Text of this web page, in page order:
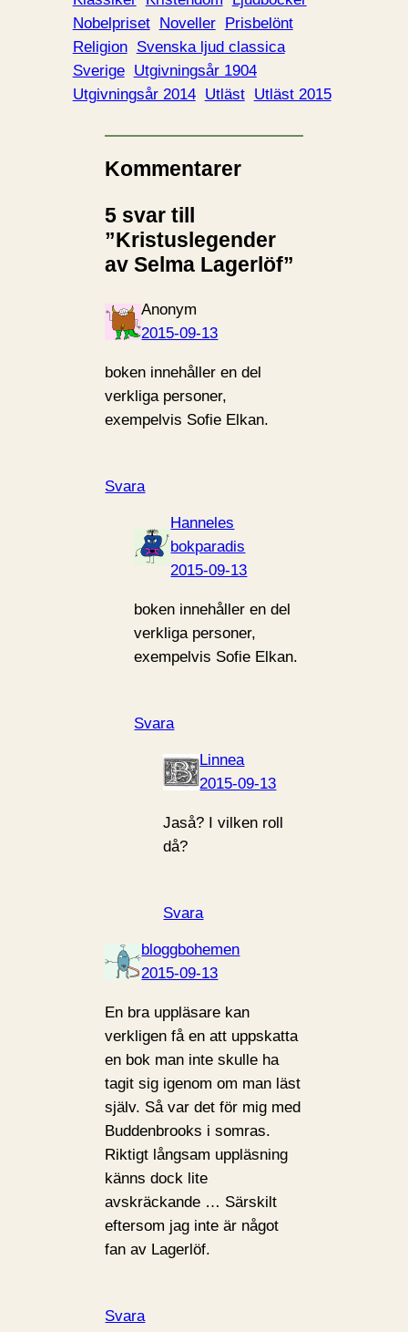
Nobelpriset
Noveller
Prisbelönt
Religion Svenska ljud classica
Sverige Utgivningsår 1904
Utgivningsår 2014 Utläst Utläst 2015
Kommentarer
5 svar till
”Kristuslegender
av Selma Lagerlöf”
Anonym
2015-09-13
boken innehåller en del
verkliga personer,
exempelvis Sofie Elkan.
Svara
Hanneles
bokparadis
2015-09-13
boken innehåller en del
verkliga personer,
exempelvis Sofie Elkan.
Svara
Linnea
2015-09-13
Jaså? I vilken roll
då?
Svara
bloggbohemen
2015-09-13
En bra uppläsare kan
verkligen få en att uppskatta
en bok man inte skulle ha
tagit sig igenom om man läst
själv. Så var det för mig med
Buddenbrooks i somras.
Riktigt långsam uppläsning
känns dock lite
avskräckande … Särskilt
eftersom jag inte är något
fan av Lagerlöf.
Svara